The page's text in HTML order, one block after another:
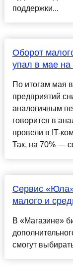
поддержки...
Оборот
упал в мае на
По итогам мая
предприятий
аналогичным
говорится в
провели в IT-
Так, на 70% —
Сервис
малого и
В «Магазине»
смогут